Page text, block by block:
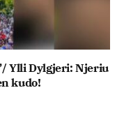
Ylli Dylgjeri: Njeriu
kudo!